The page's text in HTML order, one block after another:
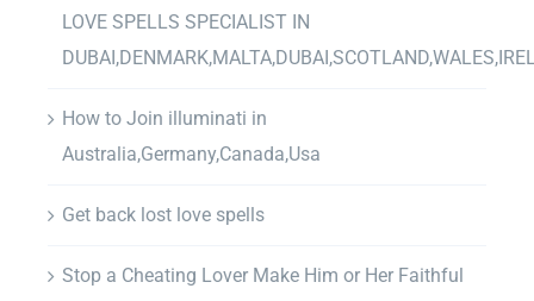
LOVE SPELLS SPECIALIST IN
How to Join illuminati in
Australia,Germany,Canada,Usa
Get back lost love spells
Stop a Cheating Lover Make Him or Her Faithful